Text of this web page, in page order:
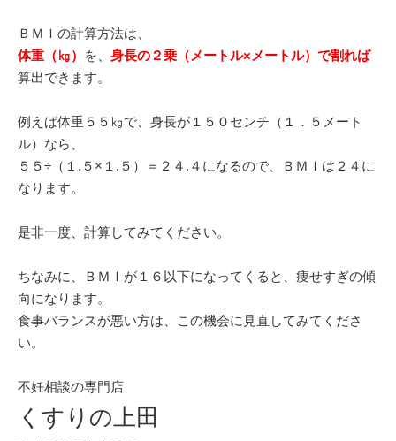
ＢＭＩの計算方法は、
体重（㎏）
を、 身長の２乗（メートル×メートル）で割れば
算出できます。
例えば体重５５㎏で、身長が１５０センチ（１．５メート
ル）なら、
５５÷（１.５×１.５）＝２４.４になるので、ＢＭＩは２４に
なります。
是非一度、計算してみてください。
ちなみに、ＢＭＩが１６以下になってくると、痩せすぎの傾
向になります。
食事バランスが悪い方は、この機会に見直してみてくださ
い。
不妊相談の専門店
くすりの上田